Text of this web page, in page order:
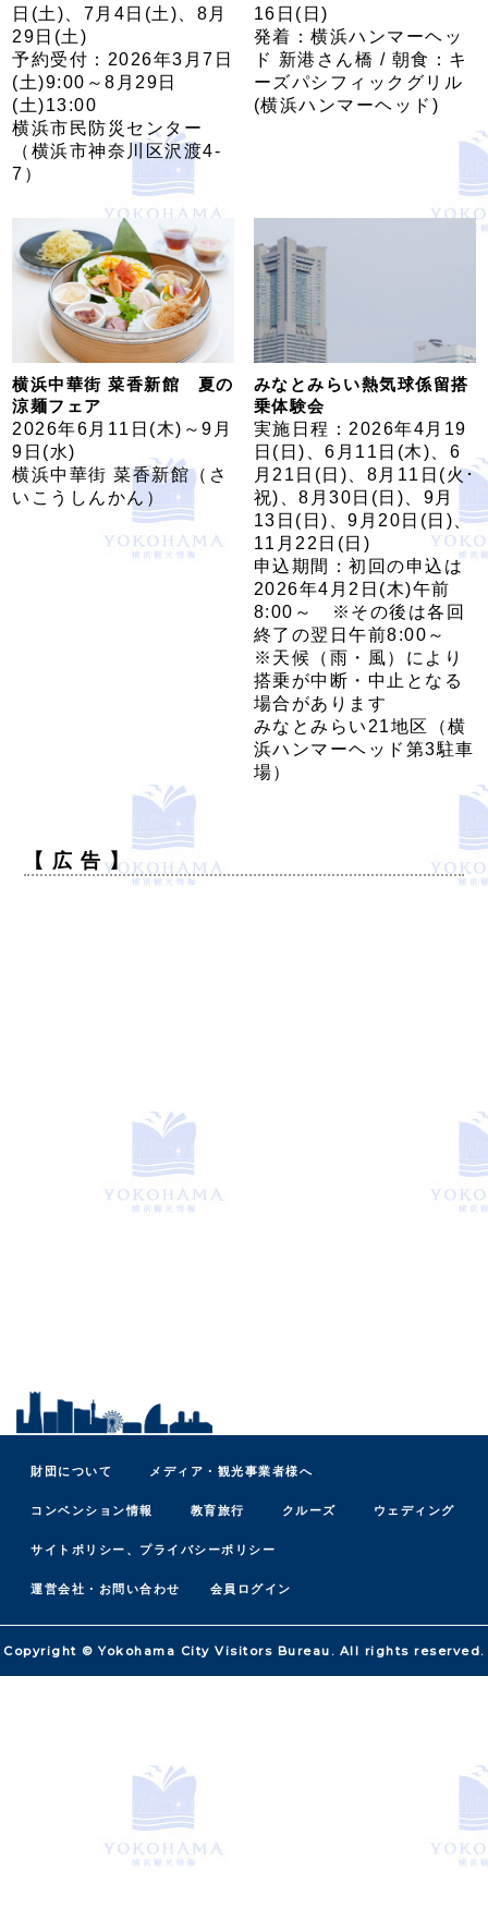
日(土)、7月4日(土)、8月
29日(土)
予約受付：2026年3月7日
(土)9:00～8月29日
(土)13:00
横浜市民防災センター
（横浜市神奈川区沢渡4-
7）
16日(日)
発着：横浜ハンマーヘッ
ド 新港さん橋 / 朝食：キ
ーズパシフィックグリル
(横浜ハンマーヘッド)
横浜中華街 菜香新館 夏の
涼麺フェア
2026年6月11日(木)～9月
9日(水)
横浜中華街 菜香新館（さ
いこうしんかん）
みなとみらい熱気球係留搭
乗体験会
実施日程：2026年4月19
日(日)、6月11日(木)、6
月21日(日)、8月11日(火･
祝)、8月30日(日)、9月
13日(日)、9月20日(日)、
11月22日(日)
申込期間：初回の申込は
2026年4月2日(木)午前
8:00～ ※その後は各回
終了の翌日午前8:00～
※天候（雨・風）により
搭乗が中断・中止となる
場合があります
みなとみらい21地区（横
浜ハンマーヘッド第3駐車
場）
【 広 告 】
財団について メディア・観光事業者様へ
コンベンション情報 教育旅行 クルーズ ウェディング
サイトポリシー、プライバシーポリシー
運営会社・お問い合わせ 会員ログイン
Copyright © Yokohama City Visitors Bureau. All rights reserved.